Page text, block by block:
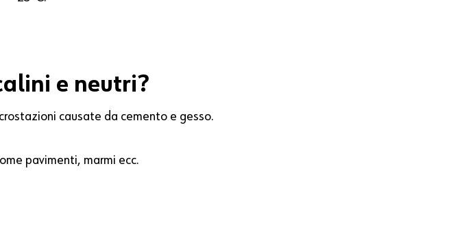
e neutri?
causate da cemento e gesso.
pavimenti, marmi ecc.